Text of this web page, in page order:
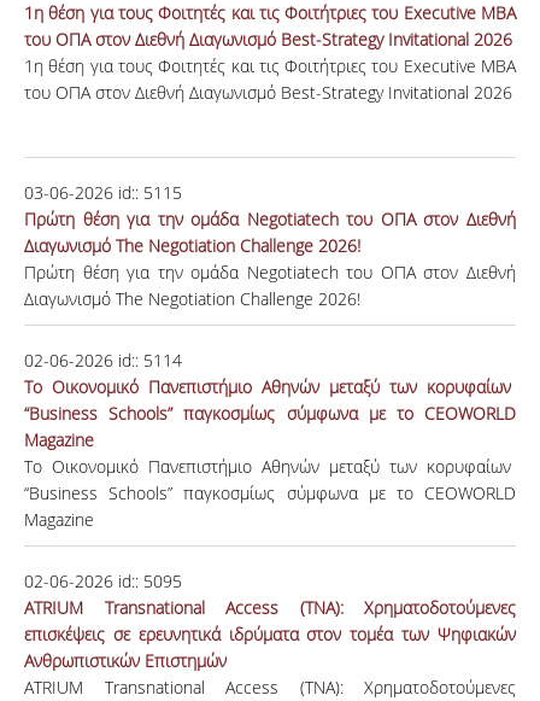
1η θέση για τους Φοιτητές και τις Φοιτήτριες του Executive MBA
του ΟΠΑ στον Διεθνή Διαγωνισμό Best-Strategy Invitational 2026
1η θέση για τους Φοιτητές και τις Φοιτήτριες του Executive MBA
του ΟΠΑ στον Διεθνή Διαγωνισμό Best-Strategy Invitational 2026
03-06-2026 id:: 5115
Πρώτη θέση για την ομάδα Negotiatech του ΟΠΑ στον Διεθνή
Διαγωνισμό The Negotiation Challenge 2026!
Πρώτη θέση για την ομάδα Negotiatech του ΟΠΑ στον Διεθνή
Διαγωνισμό The Negotiation Challenge 2026!
02-06-2026 id:: 5114
Το Οικονομικό Πανεπιστήμιο Αθηνών μεταξύ των κορυφαίων
“Business Schools” παγκοσμίως σύμφωνα με το CEOWORLD
Magazine
Το Οικονομικό Πανεπιστήμιο Αθηνών μεταξύ των κορυφαίων
“Business Schools” παγκοσμίως σύμφωνα με το CEOWORLD
Magazine
02-06-2026 id:: 5095
ATRIUM Transnational Access (TNA): Χρηματοδοτούμενες
επισκέψεις σε ερευνητικά ιδρύματα στον τομέα των Ψηφιακών
Ανθρωπιστικών Επιστημών
ATRIUM Transnational Access (TNA): Χρηματοδοτούμενες